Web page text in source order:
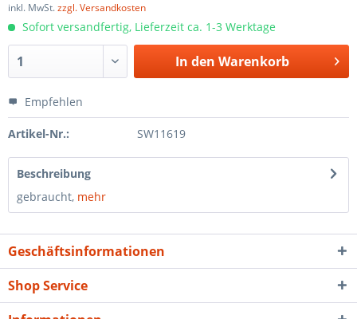
inkl. MwSt.zzgl. Versandkosten
Sofort versandfertig, Lieferzeit ca. 1-3 Werktage
In den Warenkorb
Empfehlen
Artikel-Nr.: SW11619
Beschreibung
gebraucht, mehr
Geschäftsinformationen
Shop Service